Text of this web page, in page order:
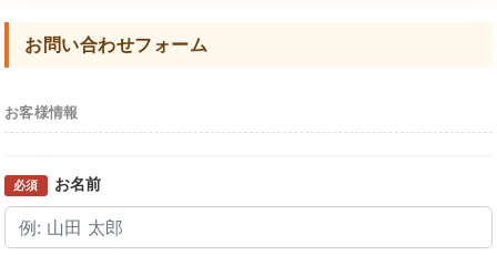
お問い合わせフォーム
お客様情報
必須 お名前